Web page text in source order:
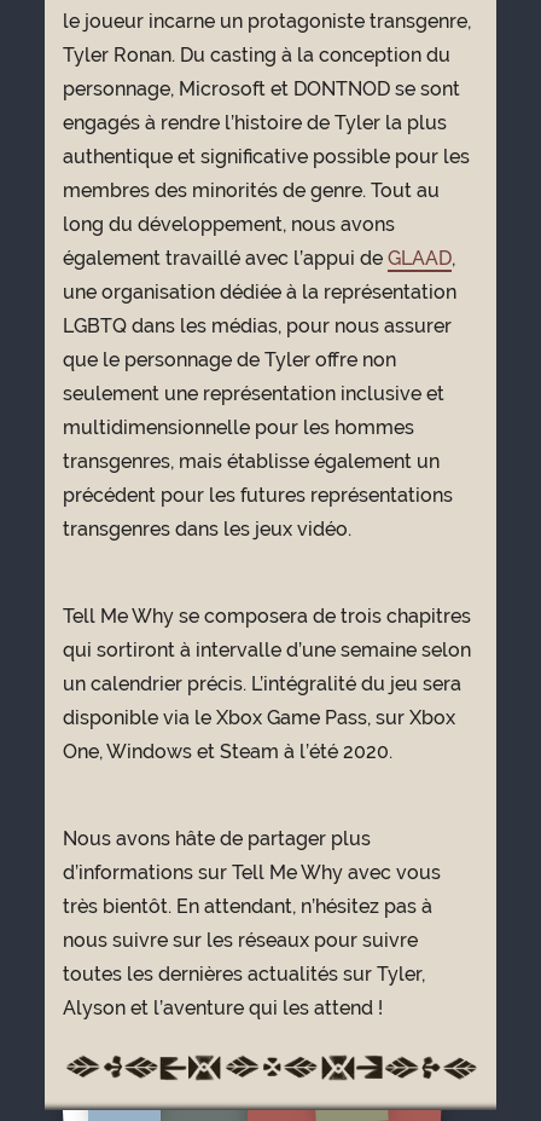
le joueur incarne un protagoniste transgenre,
Tyler Ronan. Du casting à la conception du
personnage, Microsoft et DONTNOD se sont
engagés à rendre l’histoire de Tyler la plus
authentique et significative possible pour les
membres des minorités de genre. Tout au
long du développement, nous avons
également travaillé avec l’appui deGLAAD,
une organisation dédiée à la représentation
LGBTQ dans les médias, pour nous assurer
que le personnage de Tyler offre non
seulement une représentation inclusive et
multidimensionnelle pour les hommes
transgenres, mais établisse également un
précédent pour les futures représentations
transgenres dans les jeux vidéo.
Tell Me Why se composera de trois chapitres
qui sortiront à intervalle d’une semaine selon
un calendrier précis. L’intégralité du jeu sera
disponible via le Xbox Game Pass, sur Xbox
One, Windows et Steam à l’été 2020.
Nous avons hâte de partager plus
d’informations sur Tell Me Why avec vous
très bientôt. En attendant, n’hésitez pas à
nous suivre sur les réseaux pour suivre
toutes les dernières actualités sur Tyler,
Alyson et l’aventure qui les attend !